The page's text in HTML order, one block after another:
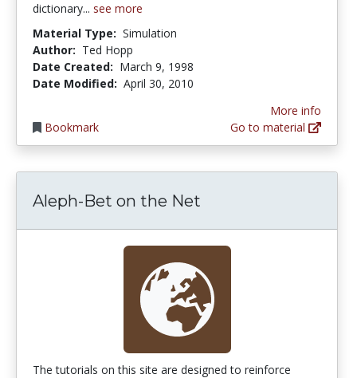
dictionary... see more
Material Type: Simulation
Author: Ted Hopp
Date Created: March 9, 1998
Date Modified: April 30, 2010
Bookmark
More info
Go to material
Aleph-Bet on the Net
The tutorials on this site are designed to reinforce